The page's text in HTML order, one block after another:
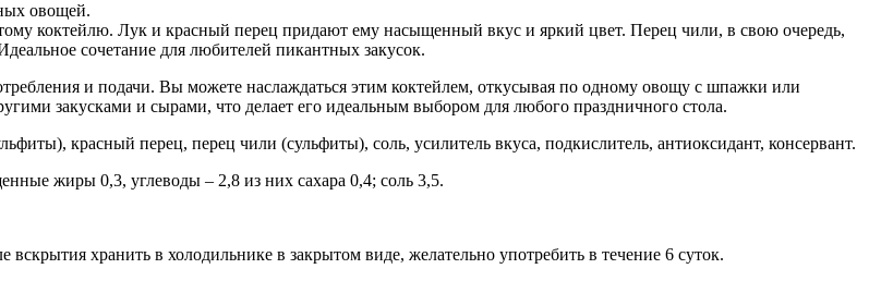
овощей.
коктейлю. Лук и красный перец придают ему насыщенный вкус и яркий цвет. Перец чили, в свою очередь,
сочетание для любителей пикантных закусок.
и подачи. Вы можете наслаждаться этим коктейлем, откусывая по одному овощу с шпажки или
закусками и сырами, что делает его идеальным выбором для любого праздничного стола.
красный перец, перец чили (сульфиты), соль, усилитель вкуса, подкислитель, антиоксидант, консервант.
жиры 0,3, углеводы – 2,8 из них сахара 0,4; соль 3,5.
хранить в холодильнике в закрытом виде, желательно употребить в течение 6 суток.